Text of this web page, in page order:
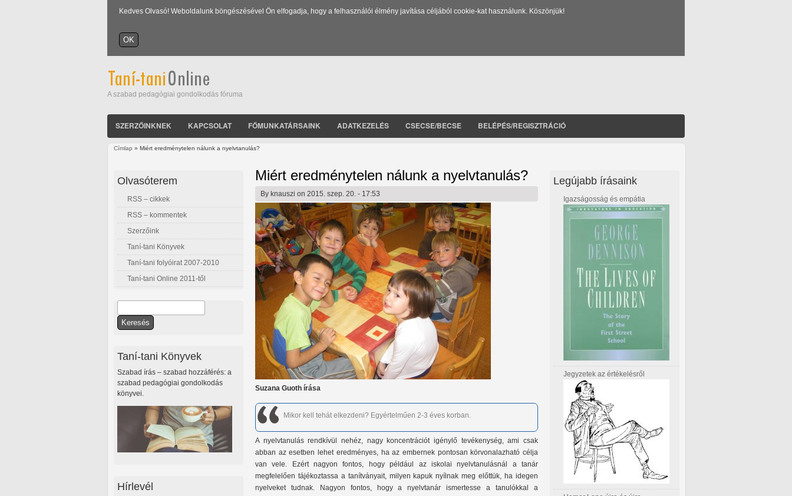
Kedves Olvasó! Weboldalunk böngészésével Ön elfogadja, hogy a felhasználói élmény javítása céljából cookie-kat használunk. Köszönjük!
A szabad pedagógiai gondolkodás fóruma
SZERZŐINKNEK KAPCSOLAT FŐMUNKATÁRSAINK ADATKEZELÉS CSECSE/BECSE BELÉPÉS/REGISZTRÁCIÓ
Címlap » Miért eredménytelen nálunk a nyelvtanulás?
Miért eredménytelen nálunk a nyelvtanulás?
By knauszi on 2015. szep. 20. - 17:53
Suzana Guoth írása
Mikor kell tehát elkezdeni? Egyértelműen 2-3 éves korban.
A nyelvtanulás rendkívül nehéz, nagy koncentrációt igénylő tevékenység, ami csak
abban az esetben lehet eredményes, ha az embernek pontosan körvonalazható célja
van vele. Ezért nagyon fontos, hogy például az iskolai nyelvtanulásnál a tanár
megfelelően tájékoztassa a tanítványait, milyen kapuk nyílnak meg előttük, ha idegen
nyelveket tudnak. Nagyon fontos, hogy a nyelvtanár ismertesse a tanulókkal a
Olvasóterem
RSS – cikkek
RSS – kommentek
Szerzőink
Taní-tani Könyvek
Taní-tani folyóirat 2007-2010
Taní-tani Online 2011-től
Keresés űrlap
Taní-tani Könyvek
Szabad írás – szabad hozzáférés: a
szabad pedagógiai gondolkodás
könyvei.
Hírlevél
Legújabb írásaink
Igazságosság és empátia
Jegyzetek az értékelésről